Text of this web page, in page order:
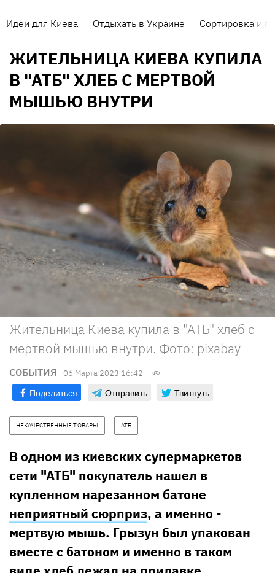
Идеи для Киева Отдыхать в Украине Сортировка и
ЖИТЕЛЬНИЦА КИЕВА КУПИЛА
В "АТБ" ХЛЕБ С МЕРТВОЙ
МЫШЬЮ ВНУТРИ
Жительница Киева купила в "АТБ" хлеб с
мертвой мышью внутри. Фото: pixabay
СОБЫТИЯ 06 Марта 2023 16:42
Поделиться Отправить Твитнуть
НЕКАЧЕСТВЕННЫЕ ТОВАРЫ АТБ
В одном из киевских супермаркетов
сети "АТБ" покупатель нашел в
купленном нарезанном батоне
неприятный сюрприз, а именно -
мертвую мышь. Грызун был упакован
вместе с батоном и именно в таком